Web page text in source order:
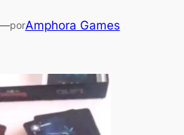
porAmphora Games